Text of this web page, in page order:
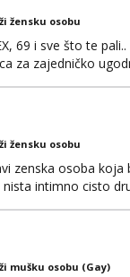
žensku osobu
69 i sve što te
za zajedničko
žensku osobu
zenska osoba
intimno cisto
mušku osobu (Gay)